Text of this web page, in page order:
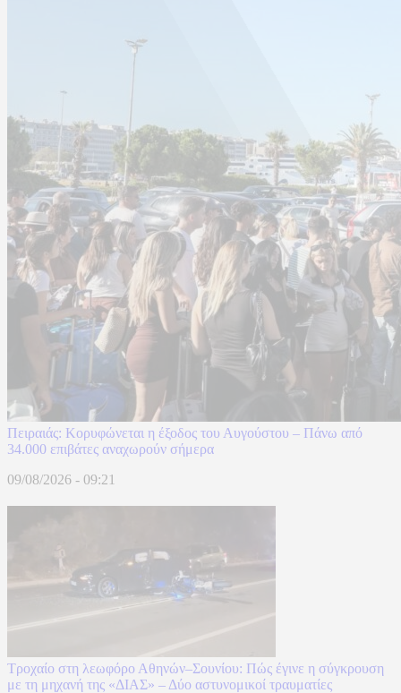
Πειραιάς: Κορυφώνεται η έξοδος του Αυγούστου – Πάνω από
34.000 επιβάτες αναχωρούν σήμερα
09/08/2026 - 09:21
Τροχαίο στη λεωφόρο Αθηνών–Σουνίου: Πώς έγινε η σύγκρουση
με τη μηχανή της «ΔΙΑΣ» – Δύο αστυνομικοί τραυματίες